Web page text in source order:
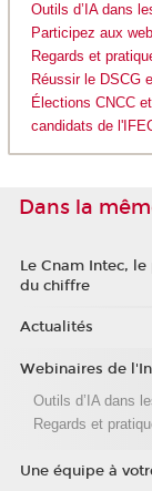
Outils d’IA dans
Participez aux
Regards et
Réussir le DSCG
Élections CNCC
candidats de
Dans la
Le Cnam Intec,
du chiffre
Actualités
Webinaires de
Outils d’IA dans
Regards et
Une équipe à